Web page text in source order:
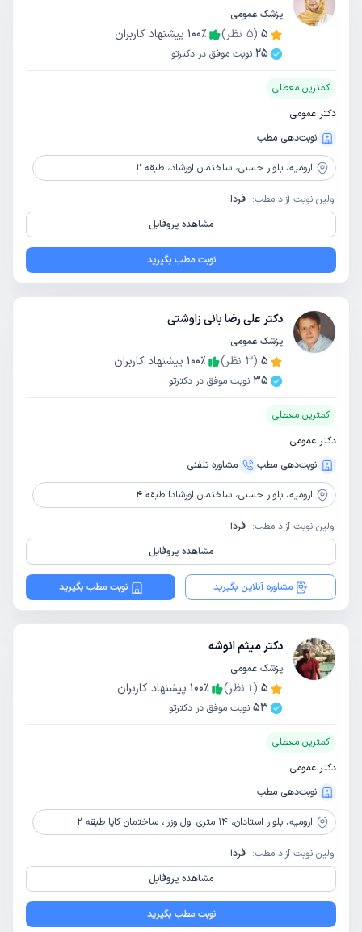
پزشک عمومی
5
(
5 نظر) 100٪
پیشنهاد کاربران
25 نوبت موفق در دکترتو
کمترین معطلی
دکتر عمومی
نوبت‌دهی مطب
ارومیه، بلوار حسنی، ساختمان اورشاد، طبقه 2
اولین نوبت آزاد مطب: فردا
مشاهده پروفایل
نوبت مطب بگیرید
دکتر علی رضا بانی زاوشتی
پزشک عمومی
5
(
3 نظر) 100٪
پیشنهاد کاربران
35 نوبت موفق در دکترتو
کمترین معطلی
دکتر عمومی
نوبت‌دهی مطب
مشاوره‌ تلفنی
ارومیه، بلوار حسنی، ساختمان اورشادا طبقه 4
اولین نوبت آزاد مطب: فردا
مشاهده پروفایل
مشاوره آنلاین بگیرید نوبت مطب بگیرید
دکتر میثم انوشه
پزشک عمومی
5
(
1 نظر) 100٪
پیشنهاد کاربران
53 نوبت موفق در دکترتو
کمترین معطلی
دکتر عمومی
نوبت‌دهی مطب
ارومیه، بلوار استادان، 14 متری اول وزرا، ساختمان کایا طبقه 2
اولین نوبت آزاد مطب: فردا
مشاهده پروفایل
نوبت مطب بگیرید